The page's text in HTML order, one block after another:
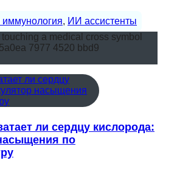
иммунология, ИИ ассистенты
ли сердцу кислорода:
по